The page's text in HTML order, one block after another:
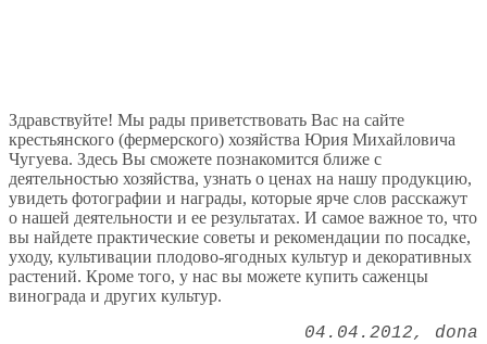
Здравствуйте! Мы рады приветствовать Вас на сайте
крестьянского (фермерского) хозяйства Юрия Михайловича
Чугуева. Здесь Вы сможете познакомится ближе с
деятельностью хозяйства, узнать о ценах на нашу продукцию,
увидеть фотографии и награды, которые ярче слов расскажут
о нашей деятельности и ее результатах. И самое важное то, что
вы найдете практические советы и рекомендации по посадке,
уходу, культивации плодово-ягодных культур и декоративных
растений. Кроме того, у нас вы можете купить саженцы
винограда и других культур.
04.04.2012 dona